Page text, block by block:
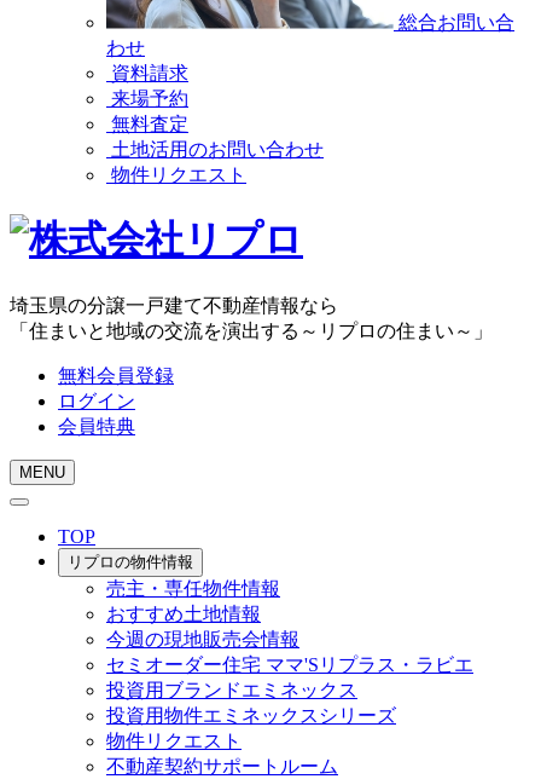
総合お問い合
わせ
資料請求
来場予約
無料査定
土地活用のお問い合わせ
物件リクエスト
埼玉県の分譲一戸建て不動産情報なら
「住まいと地域の交流を演出する～リプロの住まい～」
無料会員登録
ログイン
会員特典
MENU
TOP
リプロの物件情報
売主・専任物件情報
おすすめ土地情報
今週の現地販売会情報
セミオーダー住宅 ママ'Sリプラス・ラビエ
投資用ブランドエミネックス
投資用物件エミネックスシリーズ
物件リクエスト
不動産契約サポートルーム